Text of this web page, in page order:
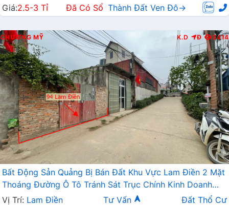
Giá:2.5-3 Tỉ Đã Có Sổ Thành Đất Ven Đô→
CHƯƠNG MỸ K.D Đ 3414
Bất Động Sản Quảng Bị Bán Đất Khu Vực Lam Điền 2 Mặt
Thoáng Đường Ô Tô Tránh Sát Trục Chính Kinh Doanh
Liên Xã
Vị Trí: Lam Điền Tư Vấn
Đất Thổ Cư